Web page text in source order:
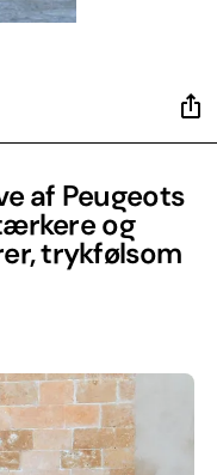
af Peugeots
og
trykfølsom